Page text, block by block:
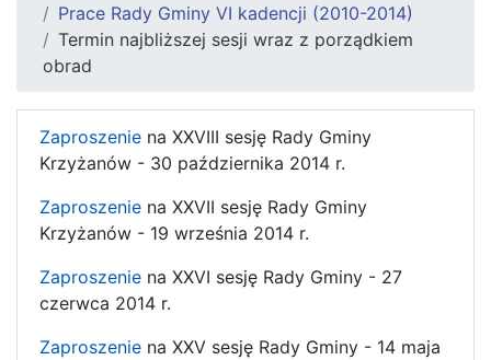
Prace Rady Gminy VI kadencji (2010-2014)
Termin najbliższej sesji wraz z porządkiem
obrad
Zaproszenie na XXVIII sesję Rady Gminy
Krzyżanów - 30 października 2014 r.
Zaproszenie na XXVII sesję Rady Gminy
Krzyżanów - 19 września 2014 r.
Zaproszenie na XXVI sesję Rady Gminy - 27
czerwca 2014 r.
Zaproszenie na XXV sesję Rady Gminy - 14 maja